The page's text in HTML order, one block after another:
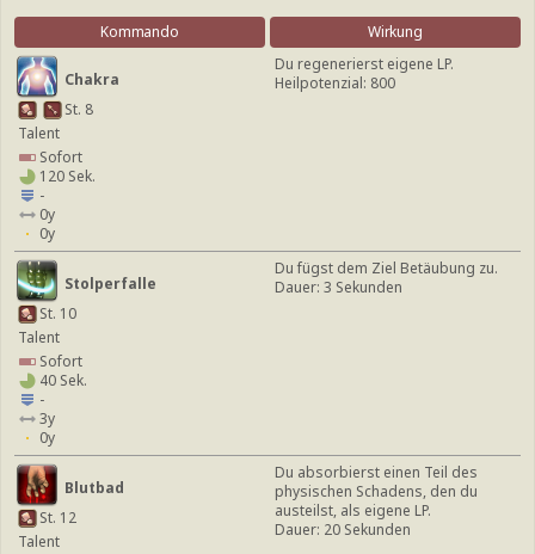
Kommando Wirkung
Chakra
St. 8
Talent
Sofort
120 Sek.
-
0y
0y
Du regenerierst eigene LP.
Heilpotenzial: 800
Stolperfalle
St. 10
Talent
Sofort
40 Sek.
-
3y
0y
Du fügst dem Ziel Betäubung zu.
Dauer: 3 Sekunden
Blutbad
St. 12
Talent
Du absorbierst einen Teil des
physischen Schadens, den du
austeilst, als eigene LP.
Dauer: 20 Sekunden